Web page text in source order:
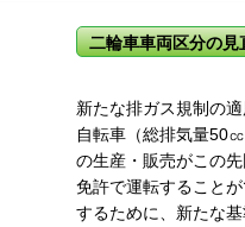
二輪車車両区分の見
新たな排ガス規制の
自転車（総排気量50
の生産・販売がこの
免許で運転すること
するために、新たな